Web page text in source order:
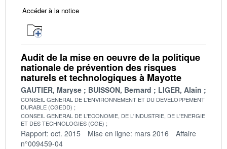
Accéder à la notice
Audit de la mise en oeuvre de la politique
nationale de prévention des risques
naturels et technologiques à Mayotte
GAUTIER, Maryse BUISSON, Bernard LIGER, Alain
CONSEIL GENERAL DE L'ENVIRONNEMENT ET DU DEVELOPPEMENT
DURABLE (CGEDD)
CONSEIL GENERAL DE L'ECONOMIE, DE L'INDUSTRIE, DE L'ENERGIE
ET DES TECHNOLOGIES (CGE)
Rapport: oct. 2015 Mise en ligne: mars 2016
Affaire
n°009459-04